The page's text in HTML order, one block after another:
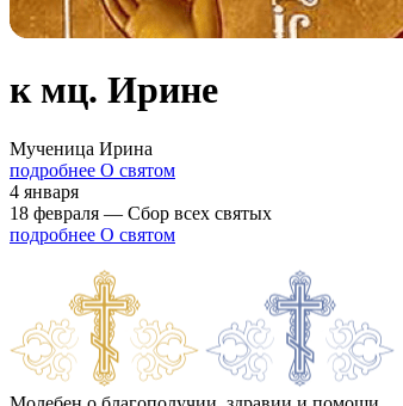
к мц. Ирине
Мученица Ирина
подробнее О святом
4 января
18 февраля — Сбор всех святых
подробнее О святом